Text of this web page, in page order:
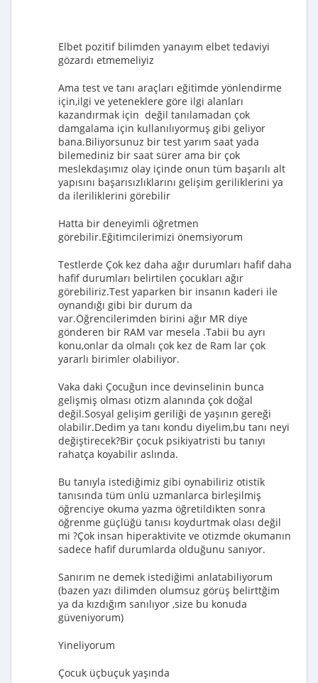
Elbet pozitif bilimden yanayım elbet tedaviyi
gözardı etmemeliyiz
Ama test ve tanı araçları eğitimde yönlendirme
için,ilgi ve yeteneklere göre ilgi alanları
kazandırmak için değil tanılamadan çok
damgalama için kullanılıyormuş gibi geliyor
bana.Biliyorsunuz bir test yarım saat yada
bilemediniz bir saat sürer ama bir çok
meslekdaşımız olay içinde onun tüm başarılı alt
yapısını başarısızlıklarını gelişim geriliklerini ya
da ileriliklerini görebilir
Hatta bir deneyimli öğretmen
görebilir.Eğitimcilerimizi önemsiyorum
Testlerde Çok kez daha ağır durumları hafif daha
hafif durumları belirtilen çocukları ağır
görebiliriz.Test yaparken bir insanın kaderi ile
oynandığı gibi bir durum da
var.Öğrencilerimden birini ağır MR diye
gönderen bir RAM var mesela .Tabii bu ayrı
konu,onlar da olmalı çok kez de Ram lar çok
yararlı birimler olabiliyor.
Vaka daki Çocuğun ince devinselinin bunca
gelişmiş olması otizm alanında çok doğal
değil.Sosyal gelişim geriliği de yaşının gereği
olabilir.Dedim ya tanı kondu diyelim,bu tanı neyi
değiştirecek?Bir çocuk psikiyatristi bu tanıyı
rahatça koyabilir aslında.
Bu tanıyla istediğimiz gibi oynabiliriz otistik
tanısında tüm ünlü uzmanlarca birleşilmiş
öğrenciye okuma yazma öğretildikten sonra
öğrenme güçlüğü tanısı koydurtmak olası değil
mi ?Çok insan hiperaktivite ve otizmde okumanın
sadece hafif durumlarda olduğunu sanıyor.
Sanırım ne demek istediğimi anlatabiliyorum
(bazen yazı dilimden olumsuz görüş belirttğim
ya da kızdığım sanılıyor ,size bu konuda
güveniyorum)
Yineliyorum
Çocuk üçbuçuk yaşında